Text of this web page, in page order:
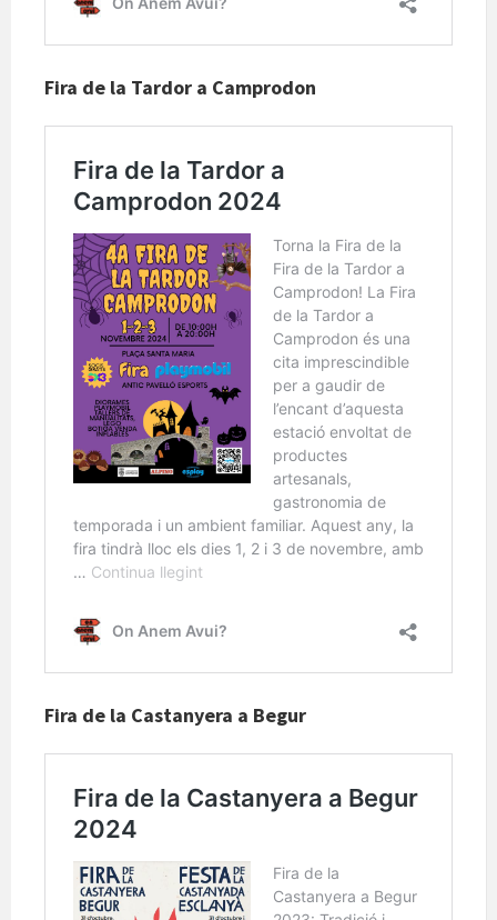
Fira de la Tardor a Camprodon
Fira de la Castanyera a Begur